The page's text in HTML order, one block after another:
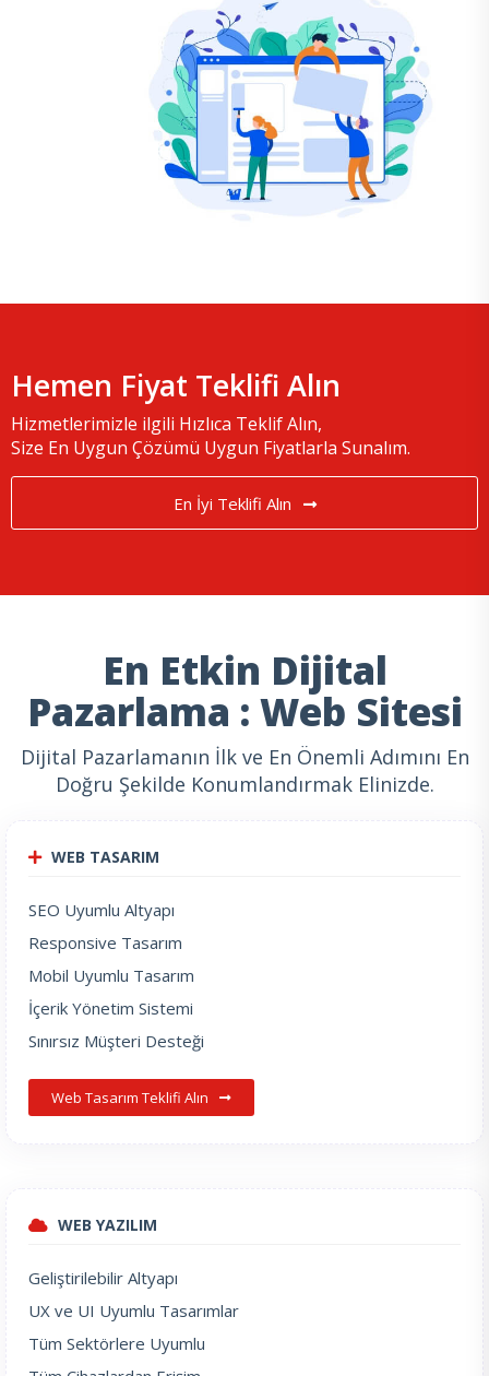
Hemen Fiyat Teklifi Alın
Hizmetlerimizle ilgili Hızlıca Teklif Alın,
Size En Uygun Çözümü Uygun Fiyatlarla Sunalım.
En İyi Teklifi Alın
En Etkin Dijital
Pazarlama : Web Sitesi
Dijital Pazarlamanın İlk ve En Önemli Adımını En
Doğru Şekilde Konumlandırmak Elinizde.
WEB TASARIM
SEO Uyumlu Altyapı
Responsive Tasarım
Mobil Uyumlu Tasarım
İçerik Yönetim Sistemi
Sınırsız Müşteri Desteği
Web Tasarım Teklifi Alın
WEB YAZILIM
Geliştirilebilir Altyapı
UX ve UI Uyumlu Tasarımlar
Tüm Sektörlere Uyumlu